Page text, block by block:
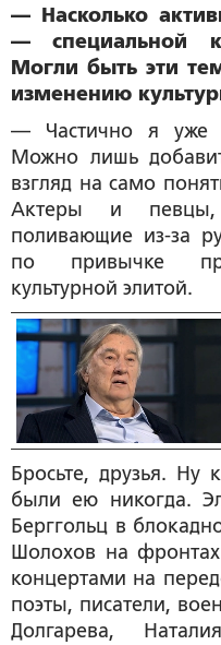
— Насколько
— специальной
Могли быть эти
изменению
— Частично я уже
Можно лишь
взгляд на само
Актеры и певцы,
поливающие из-за
по привычке
культурной элитой.
Бросьте, друзья. Ну
были ею никогда.
Берггольц в
Шолохов на
концертами на
поэты, писатели,
Долгарева,